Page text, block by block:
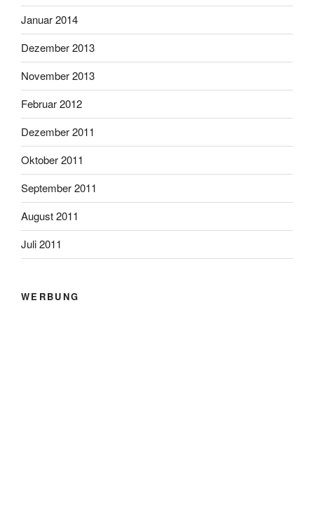
Januar 2014
Dezember 2013
November 2013
Februar 2012
Dezember 2011
Oktober 2011
September 2011
August 2011
Juli 2011
WERBUNG